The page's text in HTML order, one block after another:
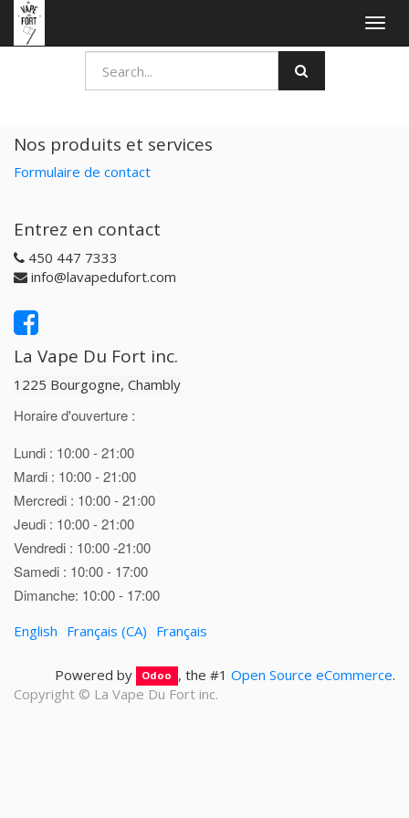
Nos produits et services
Formulaire de contact
Entrez en contact
450 447 7333
info@lavapedufort.com
La Vape Du Fort inc.
1225 Bourgogne, Chambly
Horaire d'ouverture :
Lundi : 10:00 - 21:00
Mardi : 10:00 - 21:00
Mercredi : 10:00 - 21:00
Jeudi : 10:00 - 21:00
Vendredi : 10:00 -21:00
Samedi : 10:00 - 17:00
Dimanche: 10:00 - 17:00
English Français (CA) Français
Powered by Odoo , the #1 Open Source eCommerce.
Copyright © La Vape Du Fort inc.